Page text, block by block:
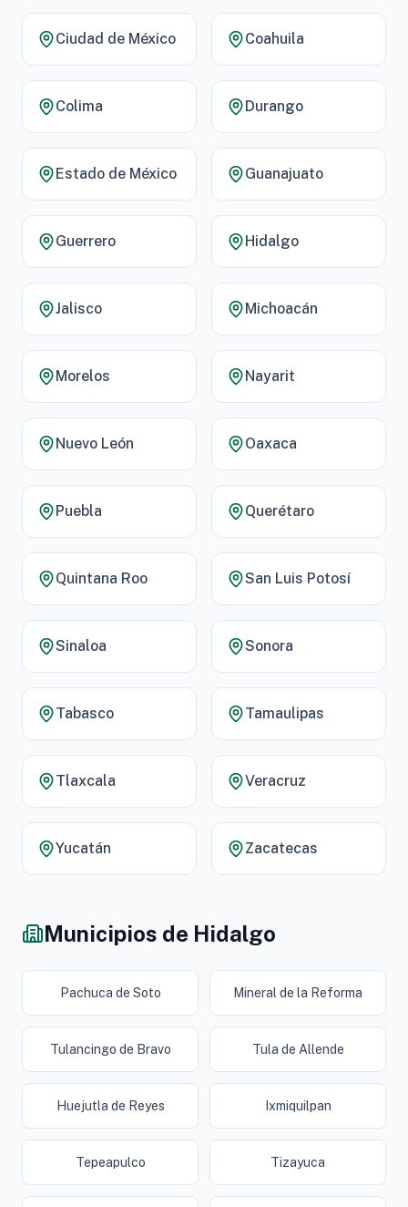
Ciudad de México Coahuila
Colima Durango
Estado de México Guanajuato
Guerrero Hidalgo
Jalisco Michoacán
Morelos Nayarit
Nuevo León Oaxaca
Puebla Querétaro
Quintana Roo San Luis Potosí
Sinaloa Sonora
Tabasco Tamaulipas
Tlaxcala Veracruz
Yucatán Zacatecas
Municipios de Hidalgo
Pachuca de Soto Mineral de la Reforma
Tulancingo de Bravo Tula de Allende
Huejutla de Reyes Ixmiquilpan
Tepeapulco Tizayuca